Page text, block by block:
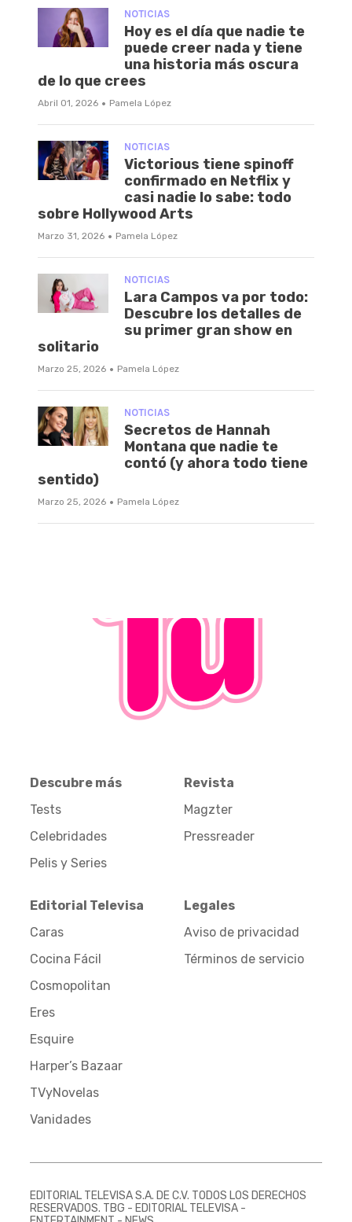
NOTICIAS
Hoy es el día que nadie te
puede creer nada y tiene
una historia más oscura
de lo que crees
Abril 01, 2026 · Pamela López
NOTICIAS
Victorious tiene spinoff
confirmado en Netflix y
casi nadie lo sabe: todo
sobre Hollywood Arts
Marzo 31, 2026 · Pamela López
NOTICIAS
Lara Campos va por todo:
Descubre los detalles de
su primer gran show en
solitario
Marzo 25, 2026 · Pamela López
NOTICIAS
Secretos de Hannah
Montana que nadie te
contó (y ahora todo tiene
sentido)
Marzo 25, 2026 · Pamela López
Descubre más
Tests
Celebridades
Pelis y Series
Revista
Magzter
Pressreader
Editorial Televisa
Caras
Cocina Fácil
Cosmopolitan
Eres
Esquire
Harper’s Bazaar
TVyNovelas
Vanidades
Legales
Aviso de privacidad
Términos de servicio
EDITORIAL TELEVISA S.A. DE C.V. TODOS LOS DERECHOS
RESERVADOS. TBG - EDITORIAL TELEVISA -